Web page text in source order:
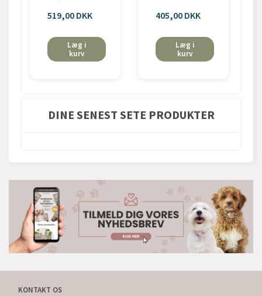
519,00 DKK
Læg i
kurv
405,00 DKK
Læg i
kurv
DINE SENEST SETE PRODUKTER
KONTAKT OS